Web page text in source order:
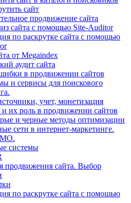
сайт
продвижение сайта
сайта с помощью Site-Auditor
по раскрутке сайта с помощью
от Megaindex
аудит сайта
в продвижении сайтов
и сервисы для поискового
учет, монетизация
и их роль в продвижении сайтов
и черные методы оптимизации
сети в интернет-маркетинге.
системы
продвижения сайта. Выбор
по раскрутке сайта с помощью